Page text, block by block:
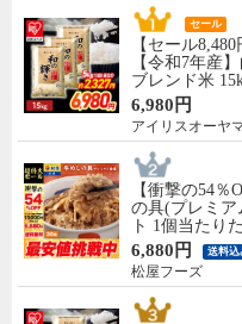
セール
【セール
【令和7年産
ブレンド米
ク 脱酸素剤入
製法米 アイリ
品]
6,980円
【衝撃の54％
の具(プレミア
ト 1個当たり
凍食品 松屋牛
シ 非常食
6,880円 送料込
松屋フーズ